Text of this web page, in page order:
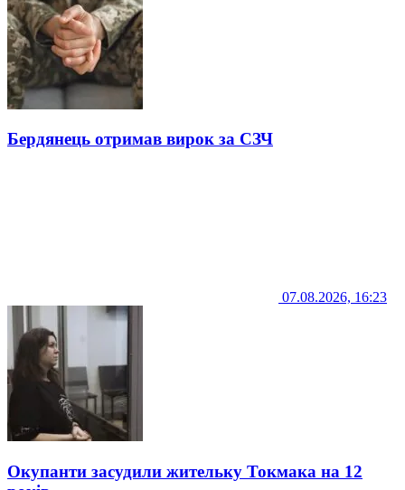
Бердянець отримав вирок за СЗЧ
07.08.2026, 16:23
Окупанти засудили жительку Токмака на 12